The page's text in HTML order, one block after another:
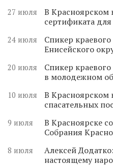
27 июля
В Красноярском
сертификата
24 июля
Спикер
Енисейского
20 июля
Спикер
в молодежном
10 июля
В Красноярском
спасательных
9 июля
В Красноярске
Собрания
8 июля
Алексей
настоящему